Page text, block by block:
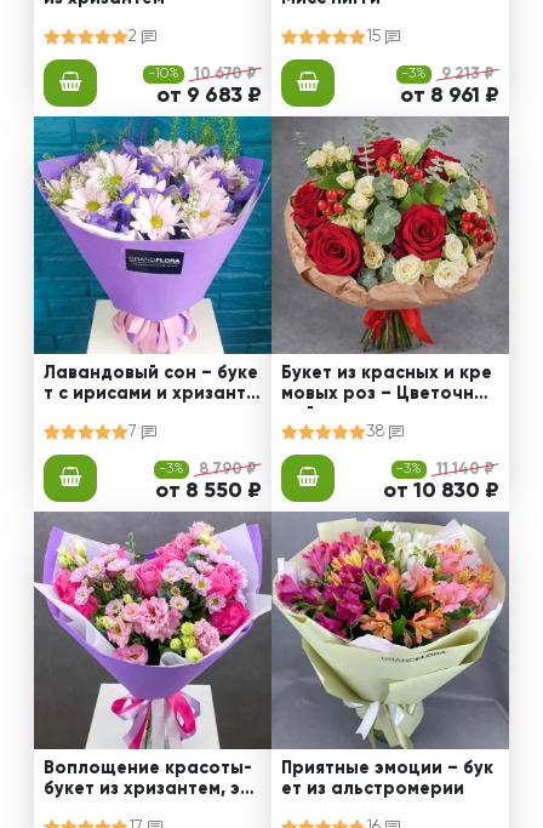
2
-10% 10 670 ₽
от 9 683 ₽
15
-3% 9 213 ₽
от 8 961 ₽
Лавандовый сон – буке
т с ирисами и хризанте
7
-3% 8 790 ₽
от 8 550 ₽
Букет из красных и кре
мовых роз – Цветочный
38
-3% 11 140 ₽
от 10 830 ₽
Воплощение красоты-
букет из хризантем, эус
Приятные эмоции – бук
ет из альстромерии